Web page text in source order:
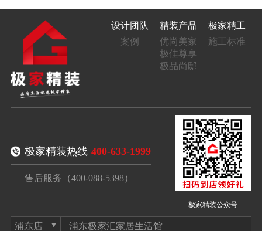
设计团队
案例
精装产品
优尚美家
极佳尊享
极品尚邸
极家精工
施工标准
极家精装热线 400-633-1999
售后服务（400-088-5398）
极家精装公众号
浦东极家汇家居生活馆